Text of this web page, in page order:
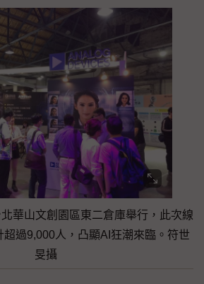
華山文創園區東二倉庫舉行，此次線
超過9,000人，凸顯AI狂潮來臨。符世
旻攝